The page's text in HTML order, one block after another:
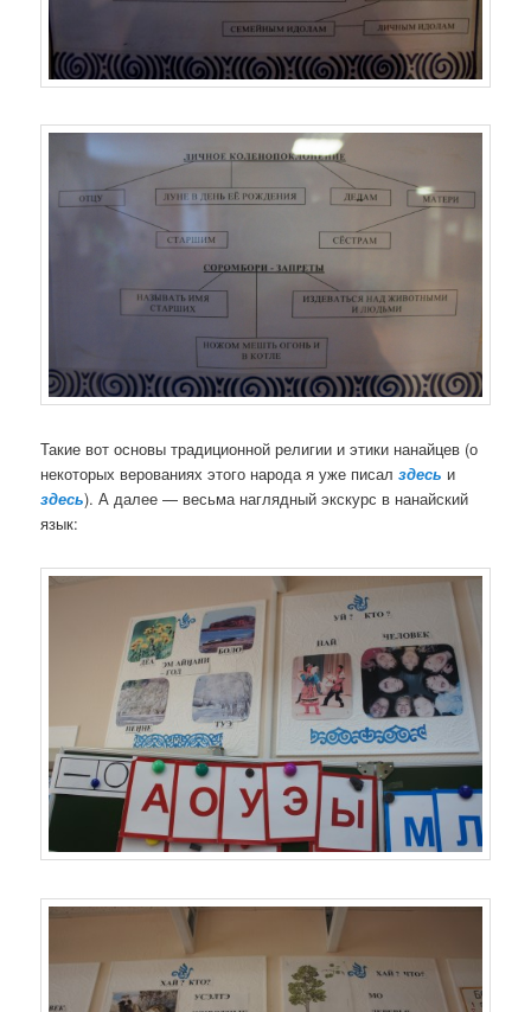
Такие вот основы традиционной религии и этики нанайцев (о
некоторых верованиях этого народа я уже писалздесь и
здесь). А далее — весьма наглядный экскурс в нанайский
язык: